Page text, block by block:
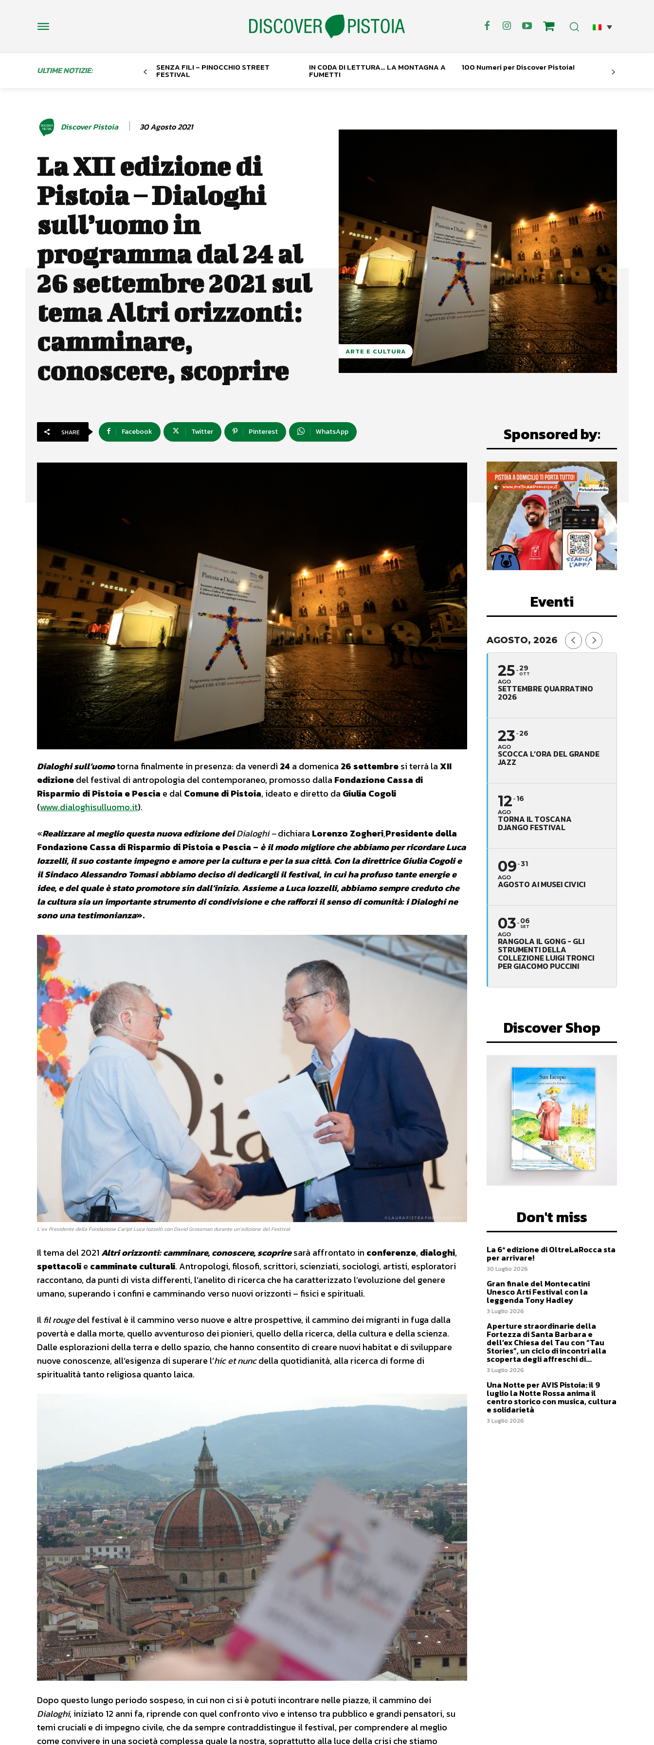
ULTIME NOTIZIE: SENZA FILI – PINOCCHIO STREET
FESTIVAL
IN CODA DI LETTURA… LA MONTAGNA A
FUMETTI
100 Numeri per Discover Pistoia!
Discover Pistoia 30 Agosto 2021
La XII edizione di
Pistoia – Dialoghi
sull’uomo in
programma dal 24 al
26 settembre 2021 sul
tema Altri orizzonti:
camminare,
conoscere, scoprire
ARTE E CULTURA
SHARE Facebook Twitter Pinterest WhatsApp
Dialoghi sull’uomotorna finalmente in presenza: da venerdì 24 a domenica 26 settembresi terrà laXII
edizionedel festival di antropologia del contemporaneo, promosso dalla Fondazione Cassa di
Risparmio di Pistoia e Pescia e dalComune di Pistoia, ideato e diretto da Giulia Cogoli
(www.dialoghisulluomo.it).
«Realizzare al meglio questa nuova edizione deiDialoghi –dichiara Lorenzo Zogheri,Presidente della
Fondazione Cassa di Risparmio di Pistoia e Pescia – è il modo migliore che abbiamo per ricordare Luca
Iozzelli, il suo costante impegno e amore per la cultura e per la sua città. Con la direttrice Giulia Cogoli e
il Sindaco Alessandro Tomasi abbiamo deciso di dedicargli il festival, in cui ha profuso tante energie e
idee, e del quale è stato promotore sin dall’inizio. Assieme a Luca Iozzelli, abbiamo sempre creduto che
la cultura sia un importante strumento di condivisione e che rafforzi il senso di comunità: i Dialoghi ne
sono una testimonianza».
L’ex Presidente della Fondazione Caript Luca Iozzelli con David Grossman durante un’edizione del Festival
Il tema del 2021Altri orizzonti: camminare, conoscere, scopriresarà affrontato in conferenze, dialoghi,
spettacolie camminate culturali. Antropologi, filosofi, scrittori, scienziati, sociologi, artisti, esploratori
raccontano, da punti di vista differenti, l’anelito di ricerca che ha caratterizzato l’evoluzione del genere
umano, superando i confini e camminando verso nuovi orizzonti – fisici e spirituali.
Ilfil rougedel festival è il cammino verso nuove e altre prospettive, il cammino dei migranti in fuga dalla
povertà e dalla morte, quello avventuroso dei pionieri, quello della ricerca, della cultura e della scienza.
Dalle esplorazioni della terra e dello spazio, che hanno consentito di creare nuovi habitat e di sviluppare
nuove conoscenze, all’esigenza di superare l’hic et nuncdella quotidianità, alla ricerca di forme di
spiritualità tanto religiosa quanto laica.
Dopo questo lungo periodo sospeso, in cui non ci si è potuti incontrare nelle piazze, il cammino dei
Dialoghi, iniziato 12 anni fa, riprende con quel confronto vivo e intenso tra pubblico e grandi pensatori, su
temi cruciali e di impegno civile, che da sempre contraddistingue il festival, per comprendere al meglio
come convivere in una società complessa quale la nostra, soprattutto alla luce della crisi che stiamo
Sponsored by:
Eventi
AGOSTO, 2026
25
AGO
29
OTT
SETTEMBRE QUARRATINO
2026
23
AGO
26
SCOCCA L’ORA DEL GRANDE
JAZZ
12
AGO
16
TORNA IL TOSCANA
DJANGO FESTIVAL
09
AGO
31
AGOSTO AI MUSEI CIVICI
03
AGO
06
SET
RANGOLA IL GONG - GLI
STRUMENTI DELLA
COLLEZIONE LUIGI TRONCI
PER GIACOMO PUCCINI
Discover Shop
Don't miss
La 6ª edizione di OltreLaRocca sta
per arrivare!
30 Luglio 2026
Gran finale del Montecatini
Unesco Arti Festival con la
leggenda Tony Hadley
3 Luglio 2026
Aperture straordinarie della
Fortezza di Santa Barbara e
dell’ex Chiesa del Tau con “Tau
Stories”, un ciclo di incontri alla
scoperta degli affreschi di...
3 Luglio 2026
Una Notte per AVIS Pistoia: il 9
luglio la Notte Rossa anima il
centro storico con musica, cultura
e solidarietà
3 Luglio 2026